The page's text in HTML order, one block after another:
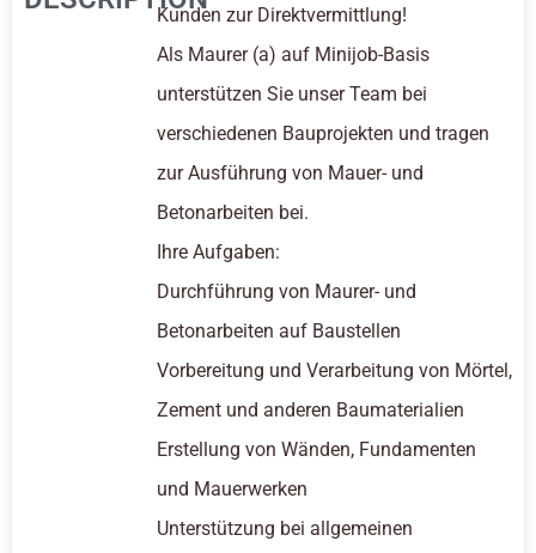
Kunden zur Direktvermittlung!
Als Maurer (a) auf Minijob-Basis
unterstützen Sie unser Team bei
verschiedenen Bauprojekten und tragen
zur Ausführung von Mauer- und
Betonarbeiten bei.
Ihre Aufgaben:
Durchführung von Maurer- und
Betonarbeiten auf Baustellen
Vorbereitung und Verarbeitung von Mörtel,
Zement und anderen Baumaterialien
Erstellung von Wänden, Fundamenten
und Mauerwerken
Unterstützung bei allgemeinen